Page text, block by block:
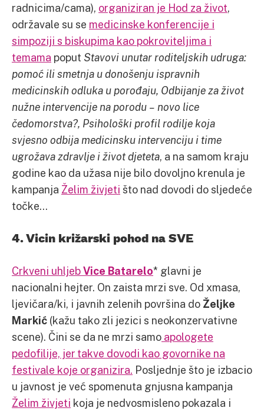
radnicima/cama), organiziran je Hod za život,
održavale su se medicinske konferencije i
simpoziji s biskupima kao pokroviteljima i
temama poput Stavovi unutar roditeljskih udruga:
pomoć ili smetnja u donošenju ispravnih
medicinskih odluka u porođaju, Odbijanje za život
nužne intervencije na porodu – novo lice
čedomorstva?, Psihološki profil rodilje koja
svjesno odbija medicinsku intervenciju i time
ugrožava zdravlje i život djeteta, a na samom kraju
godine kao da užasa nije bilo dovoljno krenula je
kampanja Želim živjeti što nad dovodi do sljedeće
točke…
4. Vicin križarski pohod na SVE
Crkveni uhljebVice Batarelo* glavni je
nacionalni hejter. On zaista mrzi sve. Od xmasa,
ljevičara/ki, i javnih zelenih površina do Željke
Markić (kažu tako zli jezici s neokonzervativne
scene). Čini se da ne mrzi samo apologete
pedofilije, jer takve dovodi kao govornike na
festivale koje organizira. Posljednje što je izbacio
u javnost je već spomenuta gnjusna kampanja
Želim živjeti koja je nedvosmisleno pokazala i